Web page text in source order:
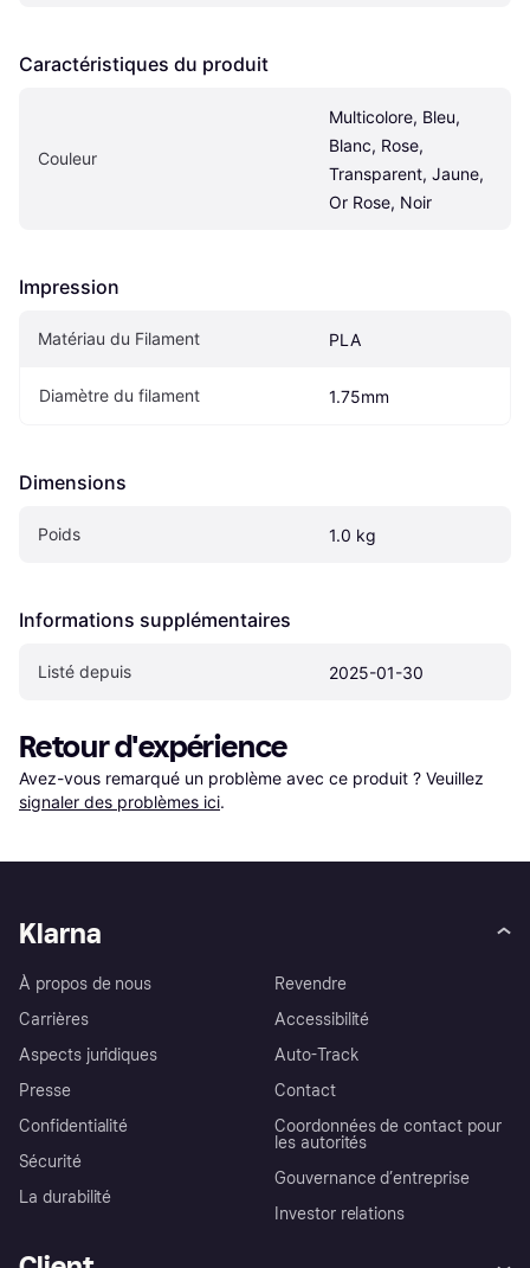
Caractéristiques du produit
Couleur
Multicolore, Bleu,
Blanc, Rose,
Transparent, Jaune,
Or Rose, Noir
Impression
Matériau du Filament PLA
Diamètre du filament 1.75mm
Dimensions
Poids 1.0 kg
Informations supplémentaires
Listé depuis 2025-01-30
Retour d'expérience
Avez-vous remarqué un problème avec ce produit ? Veuillez
signaler des problèmes ici.
Klarna
À propos de nous
Carrières
Aspects juridiques
Presse
Confidentialité
Sécurité
La durabilité
Revendre
Accessibilité
Auto-Track
Contact
Coordonnées de contact pour
les autorités
Gouvernance d’entreprise
Investor relations